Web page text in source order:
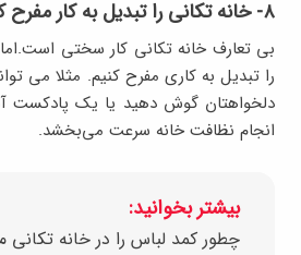
۸- خانه تکانی را تبدیل به کار مفرح کنید
بی تعارف خانه تکانی کار سختی
را تبدیل به کاری مفرح کنیم. مثلا می
دلخواهتان گوش دهید یا یک پادکست
انجام نظافت خانه سرعت می‌بخشد.
بیشتر بخوانید:
چطور کمد لباس را در خانه تکانی